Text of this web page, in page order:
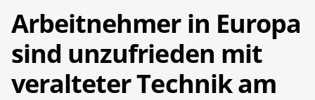
Arbeitnehmer in Europa
sind unzufrieden mit
veralteter Technik am